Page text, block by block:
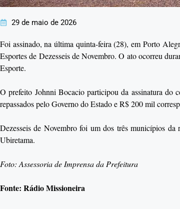
29 de maio de 2026
Foi assinado, na última quinta-feira (28), em Porto
Esportes de Dezesseis de Novembro. O ato ocorreu
Esporte.
O prefeito Johnni Bocacio participou da assinatura
repassados pelo Governo do Estado e R$ 200 mil
Dezesseis de Novembro foi um dos três municípios
Ubiretama.
Foto: Assessoria de Imprensa da Prefeitura
Fonte: Rádio Missioneira